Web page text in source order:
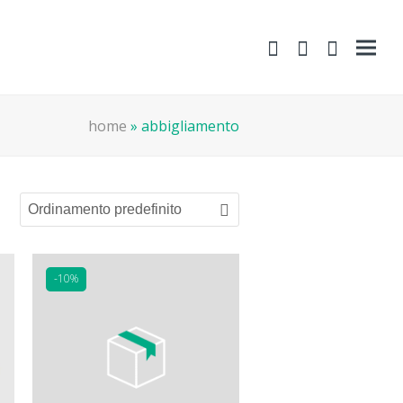
shopping-
Areasearch
home » abbigliamento
-10%